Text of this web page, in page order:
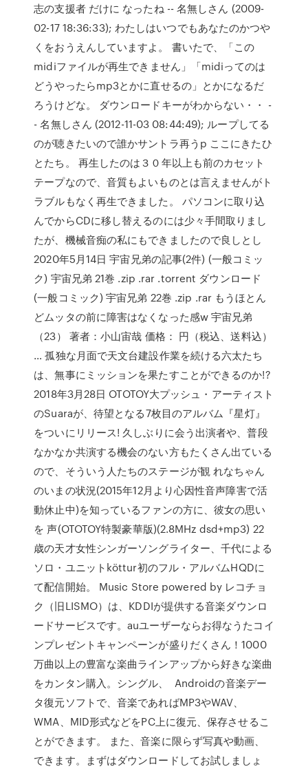
志の支援者 だけに なったね -- 名無しさん (2009-
02-17 18:36:33); わたしはいつでもあなたのかつや
くをおうえんしていますよ。 書いたで、「この
midiファイルが再生できません」「midiってのは
どうやったらmp3とかに直せるの」とかになるだ
ろうけどな。 ダウンロードキーがわからない・・ -
- 名無しさん (2012-11-03 08:44:49); ループしてる
のが聴きたいので誰かサントラ再うp ここにきたひ
とたち。 再生したのは３０年以上も前のカセット
テープなので、音質もよいものとは言えませんがト
ラブルもなく再生できました。 パソコンに取り込
んでからCDに移し替えるのには少々手間取りまし
たが、機械音痴の私にもできましたので良しとし
2020年5月14日 宇宙兄弟の記事(2件) (一般コミッ
ク) 宇宙兄弟 21巻 .zip .rar .torrent ダウンロード
(一般コミック) 宇宙兄弟 22巻 .zip .rar もうほとん
どムッタの前に障害はなくなった感w 宇宙兄弟
（23） 著者：小山宙哉 価格： 円（税込、送料込）
… 孤独な月面で天文台建設作業を続ける六太たち
は、無事にミッションを果たすことができるのか!?
2018年3月28日 OTOTOY大プッシュ・アーティスト
のSuaraが、待望となる7枚目のアルバム『星灯』
をついにリリース! 久しぶりに会う出演者や、普段
なかなか共演する機会のない方もたくさん出ている
ので、そういう人たちのステージが観 れなちゃん
のいまの状況(2015年12月より心因性音声障害で活
動休止中)を知っているファンの方に、彼女の思い
を 声(OTOTOY特製豪華版)(2.8MHz dsd+mp3) 22
歳の天才女性シンガーソングライター、千代による
ソロ・ユニットköttur初のフル・アルバムHQDに
て配信開始。 Music Store powered by レコチョ
ク（旧LISMO）は、KDDIが提供する音楽ダウンロ
ードサービスです。auユーザーならお得なうたコイ
ンプレゼントキャンペーンが盛りだくさん！1000
万曲以上の豊富な楽曲ラインアップから好きな楽曲
をカンタン購入。シングル、 Androidの音楽デー
タ復元ソフトで、音楽であればMP3やWAV、
WMA、MID形式などをPC上に復元、保存させるこ
とができます。 また、音楽に限らず写真や動画、
できます。まずはダウンロードしてお試しましょ